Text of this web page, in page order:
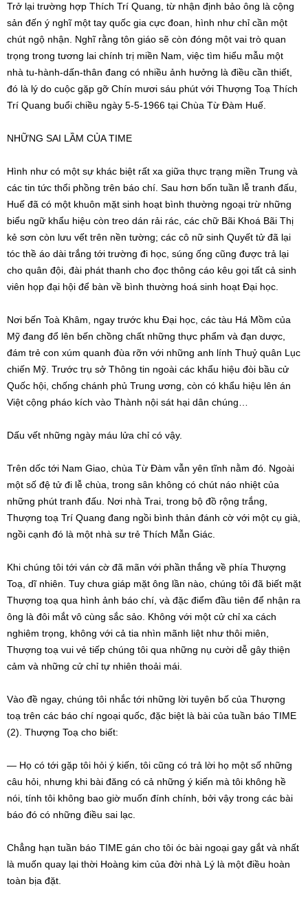
Trở lại trường hợp Thích Trí Quang, từ nhận định bảo ông là cộng
sản đến ý nghĩ một tay quốc gia cực đoan, hình như chỉ cần một
chút ngộ nhận. Nghĩ rằng tôn giáo sẽ còn đóng một vai trò quan
trọng trong tương lai chính trị miền Nam, việc tìm hiểu mẫu một
nhà tu-hành-dấn-thân đang có nhiều ảnh hưởng là điều cần thiết,
đó là lý do cuộc gặp gỡ Chín mươi sáu phút với Thượng Toạ Thích
Trí Quang buổi chiều ngày 5-5-1966 tại Chùa Từ Đàm Huế.
NHỮNG SAI LẦM CỦA TIME
Hình như có một sự khác biệt rất xa giữa thực trạng miền Trung và
các tin tức thổi phồng trên báo chí. Sau hơn bốn tuần lễ tranh đấu,
Huế đã có một khuôn mặt sinh hoạt bình thường ngoại trừ những
biểu ngữ khẩu hiệu còn treo dán rải rác, các chữ Bãi Khoá Bãi Thị
kẻ sơn còn lưu vết trên nền tường; các cô nữ sinh Quyết tử đã lại
tóc thề áo dài trắng tới trường đi học, súng ống cũng được trả lại
cho quân đội, đài phát thanh cho đọc thông cáo kêu gọi tất cả sinh
viên họp đại hội để bàn về bình thường hoá sinh hoạt Đại học.
Nơi bến Toà Khâm, ngay trước khu Đại học, các tàu Há Mồm của
Mỹ đang đổ lên bến chồng chất những thực phẩm và đạn dược,
đám trẻ con xúm quanh đùa rỡn với những anh lính Thuỷ quân Lục
chiến Mỹ. Trước trụ sở Thông tin ngoài các khẩu hiệu đòi bầu cử
Quốc hội, chống chánh phủ Trung ương, còn có khẩu hiệu lên án
Việt cộng pháo kích vào Thành nội sát hại dân chúng…
Dấu vết những ngày máu lửa chỉ có vậy.
Trên dốc tới Nam Giao, chùa Từ Đàm vẫn yên tĩnh nằm đó. Ngoài
một số đệ tử đi lễ chùa, trong sân không có chút náo nhiệt của
những phút tranh đấu. Nơi nhà Trai, trong bộ đồ rộng trắng,
Thượng toạ Trí Quang đang ngồi bình thản đánh cờ với một cụ già,
ngồi cạnh đó là một nhà sư trẻ Thích Mẫn Giác.
Khi chúng tôi tới ván cờ đã mãn với phần thắng về phía Thượng
Toạ, dĩ nhiên. Tuy chưa giáp mặt ông lần nào, chúng tôi đã biết mặt
Thượng toạ qua hình ảnh báo chí, và đặc điểm đầu tiên để nhận ra
ông là đôi mắt vô cùng sắc sảo. Không với một cử chỉ xa cách
nghiêm trọng, không với cả tia nhìn mãnh liệt như thôi miên,
Thượng toạ vui vẻ tiếp chúng tôi qua những nụ cười dễ gây thiện
cảm và những cử chỉ tự nhiên thoải mái.
Vào đề ngay, chúng tôi nhắc tới những lời tuyên bố của Thượng
toạ trên các báo chí ngoại quốc, đặc biệt là bài của tuần báo TIME
(2). Thượng Toạ cho biết:
— Họ có tới gặp tôi hỏi ý kiến, tôi cũng có trả lời họ một số những
câu hỏi, nhưng khi bài đăng có cả những ý kiến mà tôi không hề
nói, tính tôi không bao giờ muốn đính chính, bởi vậy trong các bài
báo đó có những điều sai lạc.
Chẳng hạn tuần báo TIME gán cho tôi óc bài ngoại gay gắt và nhất
là muốn quay lại thời Hoàng kim của đời nhà Lý là một điều hoàn
toàn bịa đặt.